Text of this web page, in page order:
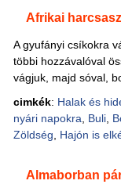
Afrikai
A gyufányi csíkokra
többi hozzávalóval
vágjuk, majd sóval,
cimkék: Halak és
nyári napokra
Buli,
Zöldség
Hajón is
Almaborban